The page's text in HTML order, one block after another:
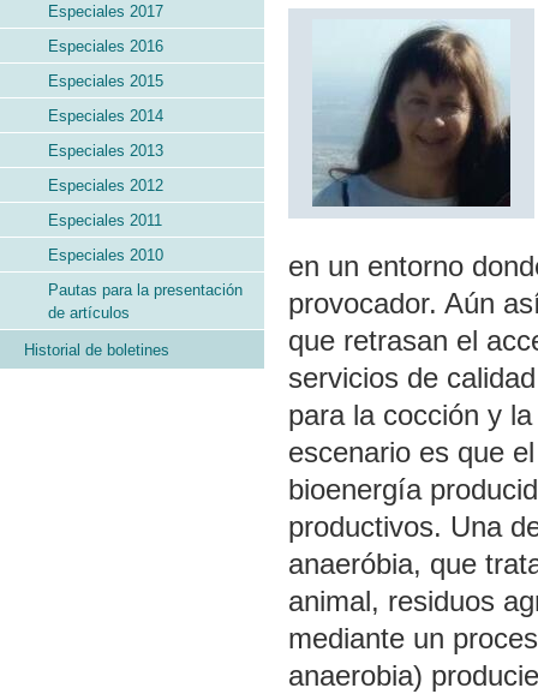
en un entorno
provocador. Aún
que retrasan el
servicios de
para la cocción y
escenario es que
bioenergía
productivos. Una
anaeróbia, que
animal, residuos
mediante un
anaerobia)
Especiales 2017
Especiales 2016
Especiales 2015
Especiales 2014
Especiales 2013
Especiales 2012
Especiales 2011
Especiales 2010
Pautas para la presentación
de artículos
Historial de boletines